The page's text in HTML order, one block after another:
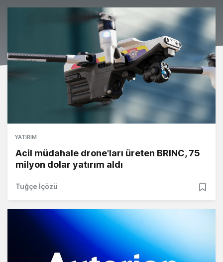
YATIRIM
Acil müdahale drone'ları üreten BRINC, 75
milyon dolar yatırım aldı
Tuğçe İçözü